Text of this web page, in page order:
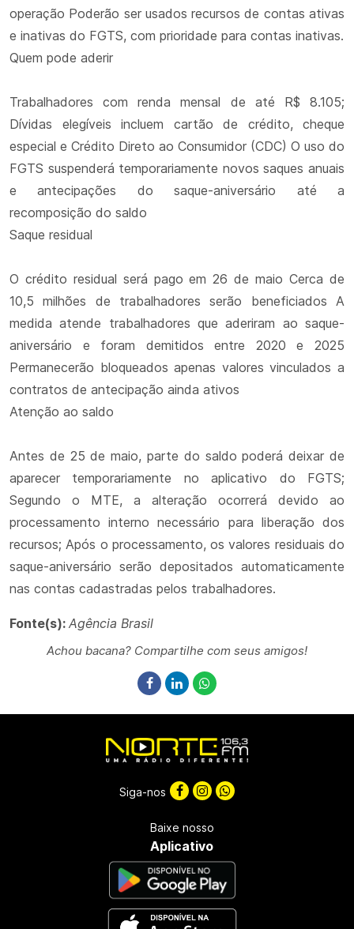
operação Poderão ser usados recursos de contas ativas
e inativas do FGTS, com prioridade para contas inativas.
Quem pode aderir
Trabalhadores com renda mensal de até R$ 8.105;
Dívidas elegíveis incluem cartão de crédito, cheque
especial e Crédito Direto ao Consumidor (CDC) O uso do
FGTS suspenderá temporariamente novos saques anuais
e antecipações do saque-aniversário até a
recomposição do saldo
Saque residual
O crédito residual será pago em 26 de maio Cerca de
10,5 milhões de trabalhadores serão beneficiados A
medida atende trabalhadores que aderiram ao saque-
aniversário e foram demitidos entre 2020 e 2025
Permanecerão bloqueados apenas valores vinculados a
contratos de antecipação ainda ativos
Atenção ao saldo
Antes de 25 de maio, parte do saldo poderá deixar de
aparecer temporariamente no aplicativo do FGTS;
Segundo o MTE, a alteração ocorrerá devido ao
processamento interno necessário para liberação dos
recursos; Após o processamento, os valores residuais do
saque-aniversário serão depositados automaticamente
nas contas cadastradas pelos trabalhadores.
Fonte(s): Agência Brasil
Achou bacana? Compartilhe com seus amigos!
Siga-nos
Baixe nosso
Aplicativo